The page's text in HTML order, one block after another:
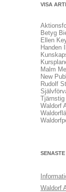
VISA
Betyg
Ellen
Handen
Malm
New
Rudolf
Tjärnstig
Waldorf
Waldorf